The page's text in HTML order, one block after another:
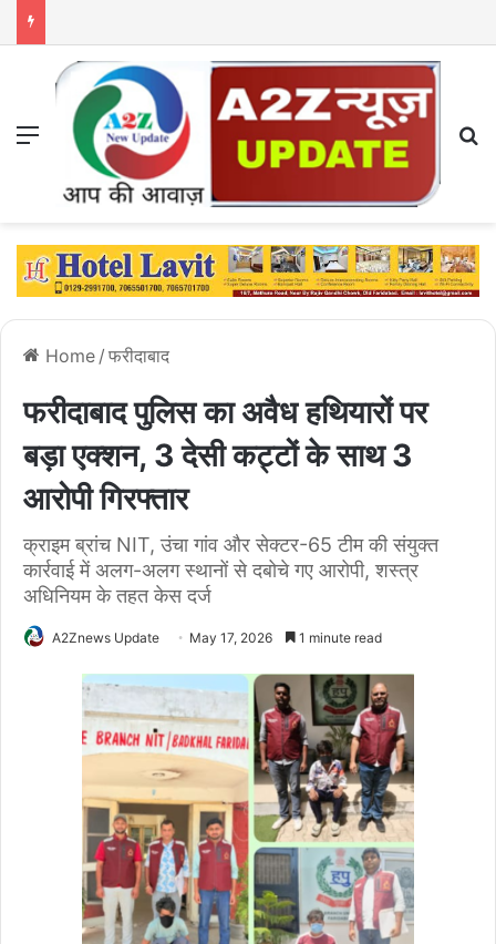
Menu
Home / फरीदाबाद
फरीदाबाद पुलिस का अवैध हथियारों पर
बड़ा एक्शन, 3 देसी कट्टों के साथ 3
आरोपी गिरफ्तार
क्राइम ब्रांच NIT, उंचा गांव और सेक्टर-65 टीम की संयुक्त
कार्रवाई में अलग-अलग स्थानों से दबोचे गए आरोपी, शस्त्र
अधिनियम के तहत केस दर्ज
A2Znews Update May 17, 2026 1 minute read